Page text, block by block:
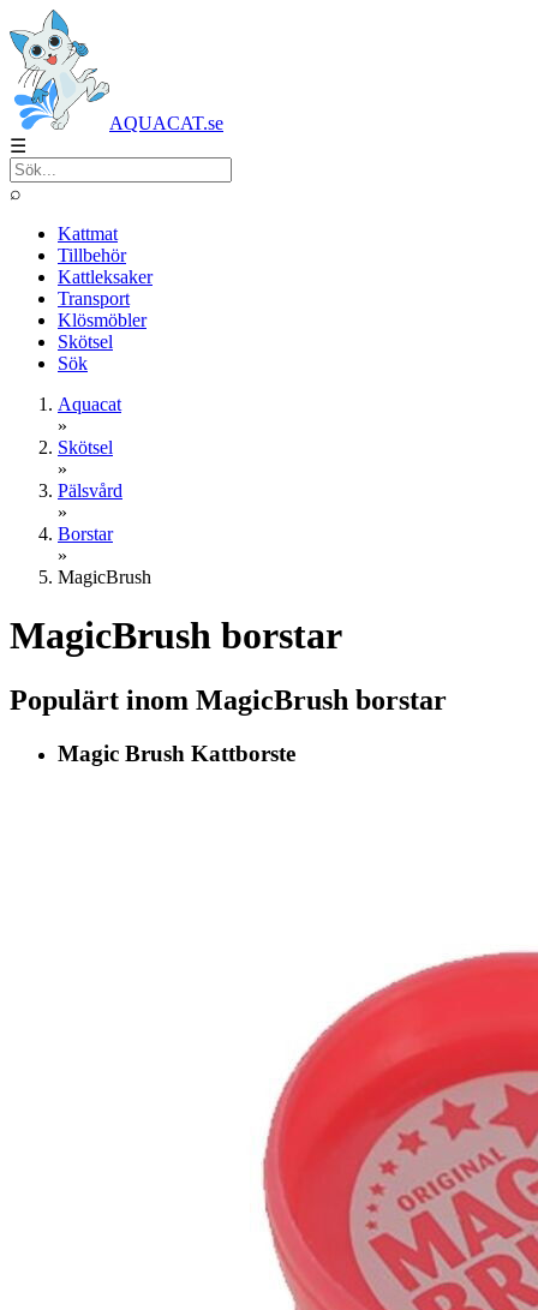
AQUACAT.se
☰
⌕
Kattmat
Tillbehör
Kattleksaker
Transport
Klösmöbler
Skötsel
Sök
Aquacat
»
Skötsel
»
Pälsvård
»
Borstar
»
MagicBrush
MagicBrush borstar
Populärt inom MagicBrush borstar
Magic Brush Kattborste